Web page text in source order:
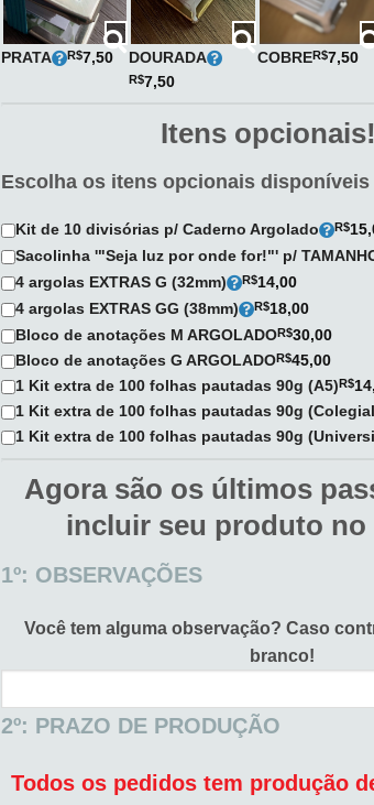
PRATA R$7,50 DOURADA
R$7,50
COBRER$7,50
Itens
Escolha os itens opcionais disponíveis
Kit de 10 divisórias p/ Caderno Argolado R$
Sacolinha '"Seja luz por onde for!"' p/
4 argolas EXTRAS G (32mm)
R$14,00
4 argolas EXTRAS GG (38mm)
R$18,00
Bloco de anotações M ARGOLADOR$30,00
Bloco de anotações G ARGOLADOR$45,00
1 Kit extra de 100 folhas pautadas 90g (A5)R$
1 Kit extra de 100 folhas pautadas 90g
1 Kit extra de 100 folhas pautadas 90g
Agora são os últimos
incluir seu produto no
1º: OBSERVAÇÕES
Você tem alguma observação? Caso
branco!
2º: PRAZO DE PRODUÇÃO
Todos os pedidos tem produção